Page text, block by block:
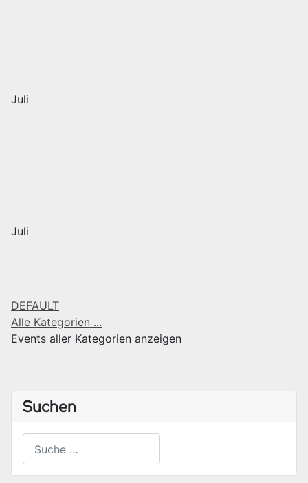
Juli
Juli
DEFAULT
Alle Kategorien ...
Events aller Kategorien anzeigen
Suchen
Type 2 or more characters for results.